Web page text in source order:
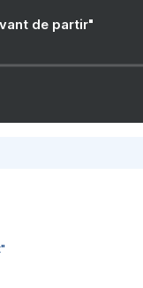
de partir"